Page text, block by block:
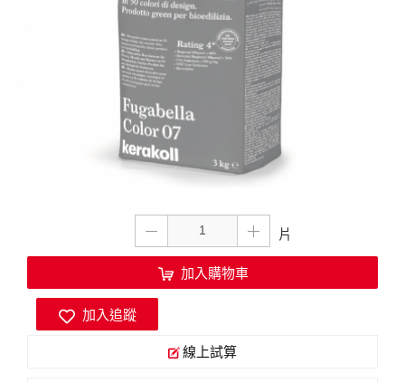
加入購物車
加入追蹤
線上試算